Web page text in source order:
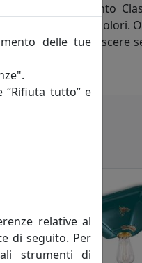
di arredamento
misure, decori e colori.
vuole farsi conoscere
delle tue
tutto” e
relative al
di seguito. Per
strumenti di